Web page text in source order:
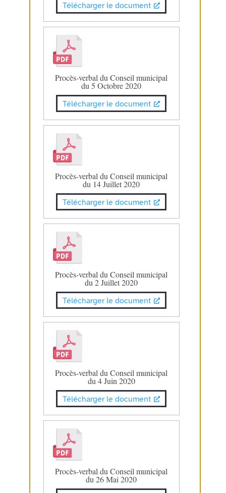
Télécharger le document
Procès-verbal du Conseil municipal
du 5 Octobre 2020
Télécharger le document
Procès-verbal du Conseil municipal
du 14 Juillet 2020
Télécharger le document
Procès-verbal du Conseil municipal
du 2 Juillet 2020
Télécharger le document
Procès-verbal du Conseil municipal
du 4 Juin 2020
Télécharger le document
Procès-verbal du Conseil municipal
du 26 Mai 2020